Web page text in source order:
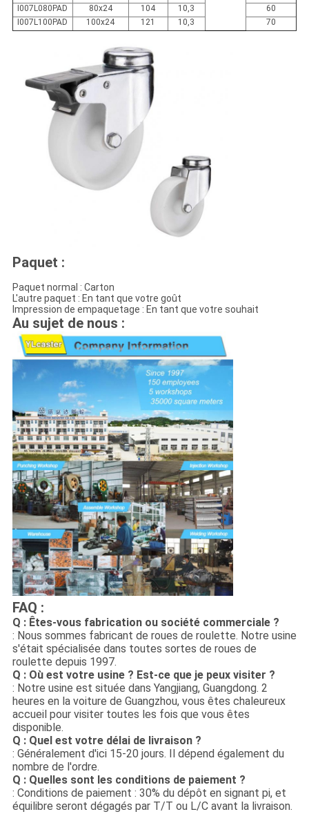
I007L080PAD 80x24 104 10,3
60
I007L100PAD
100x24 121 10,3 70
Paquet :
Paquet normal : Carton
L'autre paquet : En tant que votre goût
Impression de empaquetage : En tant que votre souhait
Au sujet de nous :
FAQ :
Q : Êtes-vous fabrication ou société commerciale ?
: Nous sommes fabricant de roues de roulette. Notre usine
s'était spécialisée dans toutes sortes de roues de
roulette depuis 1997.
Q : Où est votre usine ? Est-ce que je peux visiter ?
: Notre usine est située dans Yangjiang, Guangdong. 2
heures en la voiture de Guangzhou, vous êtes chaleureux
accueil pour visiter toutes les fois que vous êtes
disponible.
Q : Quel est votre délai de livraison ?
: Généralement d'ici 15-20 jours. Il dépend également du
nombre de l'ordre.
Q : Quelles sont les conditions de paiement ?
: Conditions de paiement : 30% du dépôt en signant pi, et
équilibre seront dégagés par T/T ou L/C avant la livraison.